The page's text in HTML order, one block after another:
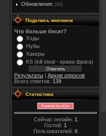
Обновления: [66]
Поделись мнением
Что больше бесит?
Хэды
Нубы
Хакеры
KS (kill steal - кража фрага)
Результаты | Архив опросов
Всего ответов: 139
Статистика
Сейчас онлайн: 1
Гостей: 1
Пользователей: 0